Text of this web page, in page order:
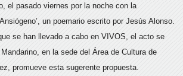
el pasado viernes por la noche con la
un poemario escrito por Jesús Alonso.
se han llevado a cabo en VIVOS, el acto se
en la sede del Área de Cultura de
promueve esta sugerente propuesta.